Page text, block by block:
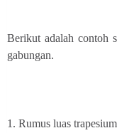
Berikut adalah contoh
gabungan.
1. Rumus luas